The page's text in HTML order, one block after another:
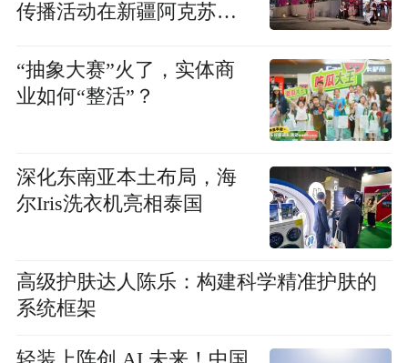
传播活动在新疆阿克苏地
“抽象大赛”火了，实体商
业如何“整活”？
深化东南亚本土布局，海
尔Iris洗衣机亮相泰国
高级护肤达人陈乐：构建科学精准护肤的
系统框架